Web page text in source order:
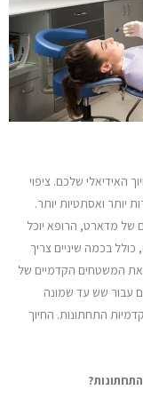
שלכם. ציפוי
יותר ואסתטיות יותר.
של מדארט, הרופא יוכל
בכמה שיניים צריך
את המשטחים הקדמיים של
עבור שש עד שמונה
התחתונות. החיוך